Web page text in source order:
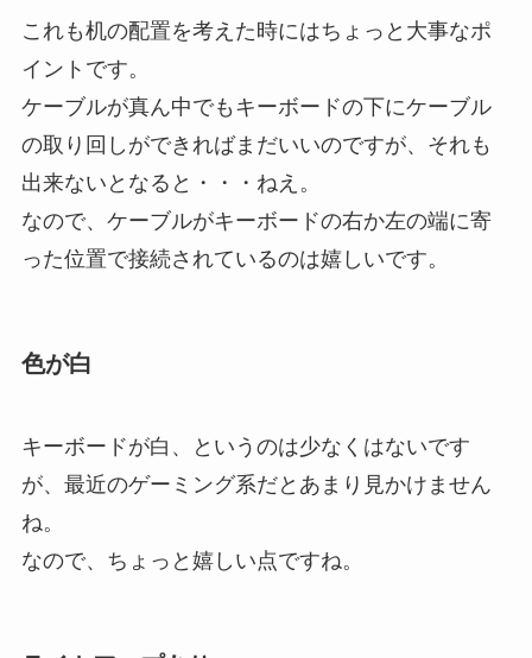
これも机の配置を考えた時にはちょっと大事なポ
イントです。
ケーブルが真ん中でもキーボードの下にケーブル
の取り回しができればまだいいのですが、それも
出来ないとなると・・・ねえ。
なので、ケーブルがキーボードの右か左の端に寄
った位置で接続されているのは嬉しいです。
色が白
キーボードが白、というのは少なくはないです
が、最近のゲーミング系だとあまり見かけません
ね。
なので、ちょっと嬉しい点ですね。